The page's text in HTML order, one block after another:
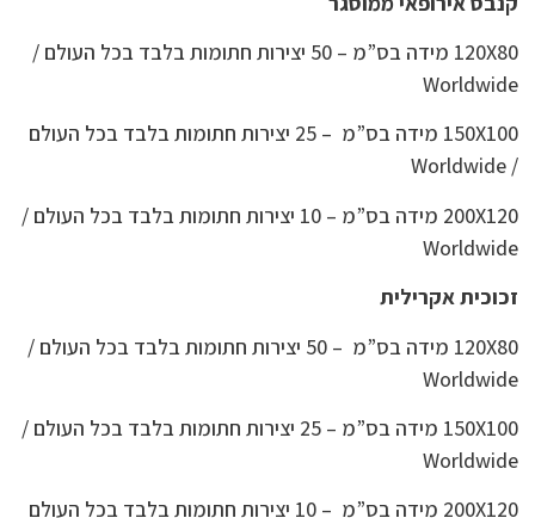
120X80 מידה בס”מ – 50 יצירות חתומות בלבד בכל העולם /
Worldwide
150X100 מידה בס”מ – 25 יצירות חתומות בלבד בכל העולם
/ Worldwide
200X120 מידה בס”מ – 10 יצירות חתומות בלבד בכל העולם /
Worldwide
זכוכית אקרילית
120X80 מידה בס”מ – 50 יצירות חתומות בלבד בכל העולם /
Worldwide
150X100 מידה בס”מ – 25 יצירות חתומות בלבד בכל העולם /
Worldwide
200X120 מידה בס”מ – 10 יצירות חתומות בלבד בכל העולם